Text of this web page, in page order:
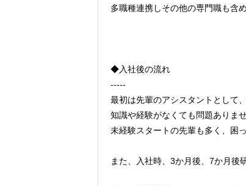
多職種連携しその他の専門職も含
◆入社後の流れ
-----
最初は先輩のアシスタントとして
知識や経験がなくても問題ありませ
未経験スタートの先輩も多く、困
また、入社時、3か月後、7か月後